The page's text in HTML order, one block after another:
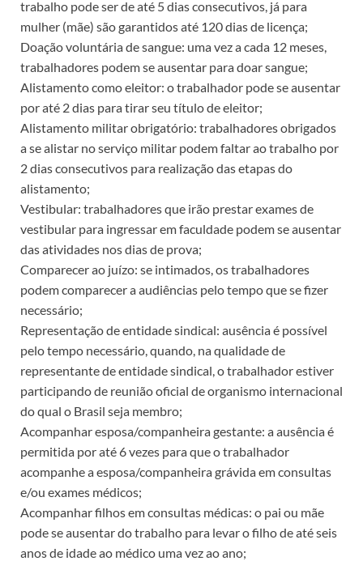
trabalho pode ser de até 5 dias consecutivos, já para
mulher (mãe) são garantidos até 120 dias de licença;
Doação voluntária de sangue: uma vez a cada 12 meses,
trabalhadores podem se ausentar para doar sangue;
Alistamento como eleitor: o trabalhador pode se ausentar
por até 2 dias para tirar seu título de eleitor;
Alistamento militar obrigatório: trabalhadores obrigados
a se alistar no serviço militar podem faltar ao trabalho por
2 dias consecutivos para realização das etapas do
alistamento;
Vestibular: trabalhadores que irão prestar exames de
vestibular para ingressar em faculdade podem se ausentar
das atividades nos dias de prova;
Comparecer ao juízo: se intimados, os trabalhadores
podem comparecer a audiências pelo tempo que se fizer
necessário;
Representação de entidade sindical: ausência é possível
pelo tempo necessário, quando, na qualidade de
representante de entidade sindical, o trabalhador estiver
participando de reunião oficial de organismo internacional
do qual o Brasil seja membro;
Acompanhar esposa/companheira gestante: a ausência é
permitida por até 6 vezes para que o trabalhador
acompanhe a esposa/companheira grávida em consultas
e/ou exames médicos;
Acompanhar filhos em consultas médicas: o pai ou mãe
pode se ausentar do trabalho para levar o filho de até seis
anos de idade ao médico uma vez ao ano;